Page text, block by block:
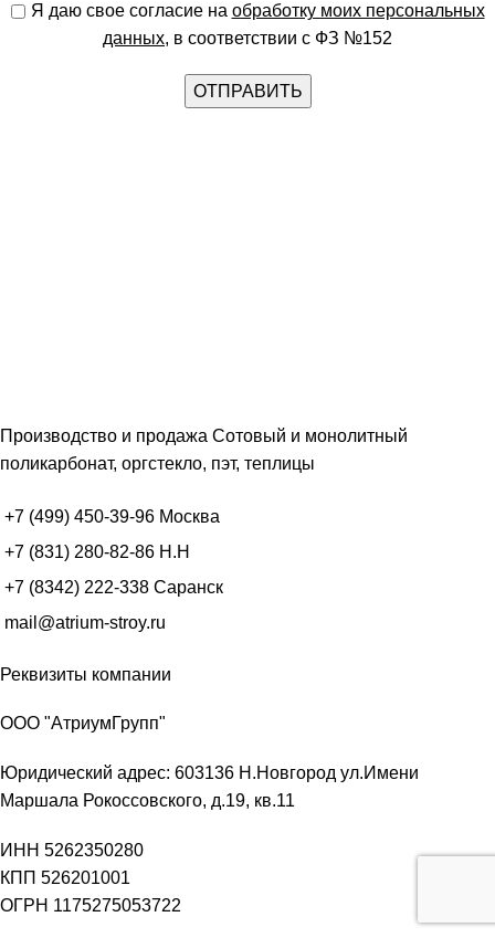
Я даю свое согласие на обработку моих персональных
данных, в соответствии с ФЗ №152
Производство и продажа Сотовый и монолитный
поликарбонат, оргстекло, пэт, теплицы
+7 (499) 450-39-96 Москва
+7 (831) 280-82-86 Н.Н
+7 (8342) 222-338 Саранск
mail@atrium-stroy.ru
Реквизиты компании
ООО "АтриумГрупп"
Юридический адрес: 603136 Н.Новгород ул.Имени
Маршала Рокоссовского, д.19, кв.11
ИНН 5262350280
КПП 526201001
ОГРН 1175275053722